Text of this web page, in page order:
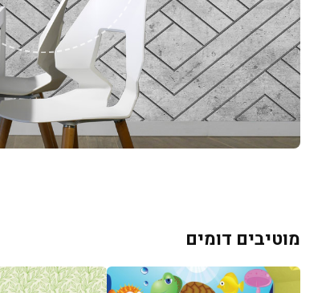
מוטיבים דומים